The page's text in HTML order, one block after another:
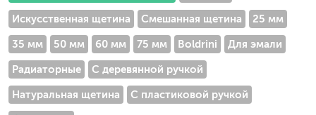
Искусственная щетина Смешанная щетина 25 мм
35 мм 50 мм 60 мм 75 мм Boldrini Для эмали
Радиаторные С деревянной ручкой
Натуральная щетина С пластиковой ручкой